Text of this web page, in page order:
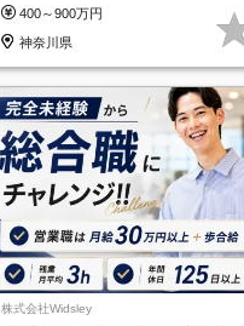
400～900万円
神奈川県
株式会社Widsley